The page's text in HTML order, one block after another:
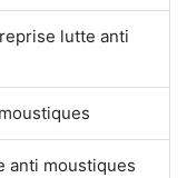
lutte anti
anti moustiques